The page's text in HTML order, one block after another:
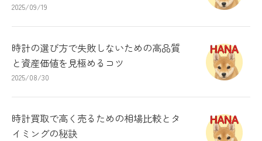
2025/09/19
時計の選び方で失敗しないための高品質
と資産価値を見極めるコツ
2025/08/30
時計買取で高く売るための相場比較とタ
イミングの秘訣